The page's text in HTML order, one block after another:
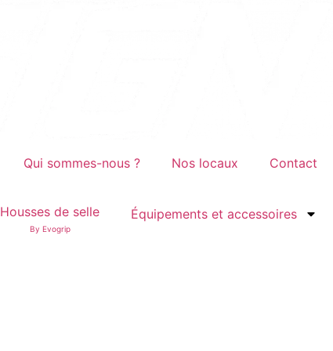
Qui sommes-nous ? Nos locaux Contact
Housses de selle
By Evogrip
Équipements et accessoires